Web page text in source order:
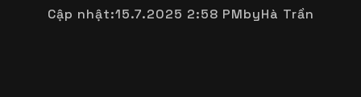
Cập nhật:15.7.2025 2:58 PMbyHà Trần